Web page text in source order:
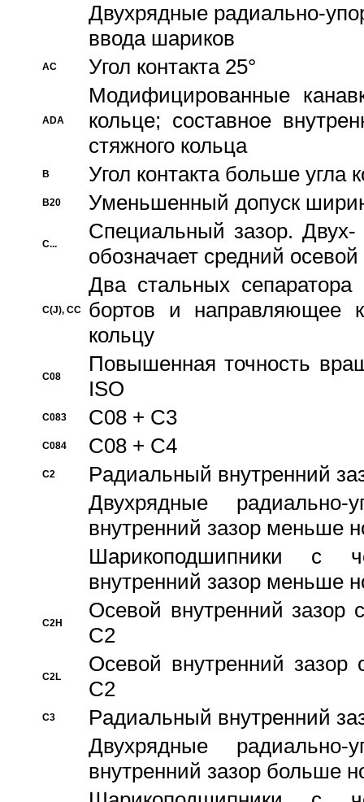
Двухрядные радиально-
ввода шариков
AC Угол контакта 25°
ADA
Модифицированные
кольце; составное
стяжного кольца
B Угол контакта больше угла
B20 Уменьшенный допуск
C...
Специальный зазор.
обозначает средний
C(J), CC
Два стальных сепаратора
бортов и направляющее
кольцу
C08
Повышенная точность
ISO
C083 C08 + C3
C084 C08 + C4
C2
Pадиальный внутренний
Двухрядные радиально-
внутренний зазор меньше
Шарикоподшипники с
внутренний зазор меньше
C2H
Осевой внутренний зазор
C2
C2L
Осевой внутренний зазор
C2
C3
Pадиальный внутренний
Двухрядные радиально-
внутренний зазор больше